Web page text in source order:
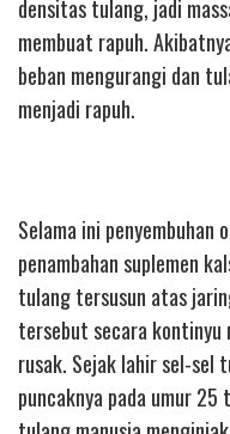
densitas tulang, jadi
membuat rapuh.
beban mengurangi dan
menjadi rapuh.
Selama ini penyembuhan
penambahan suplemen
tulang tersusun atas
tersebut secara kontinyu
rusak. Sejak lahir sel-sel
puncaknya pada umur